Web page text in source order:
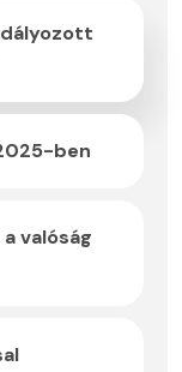
ben
valóság